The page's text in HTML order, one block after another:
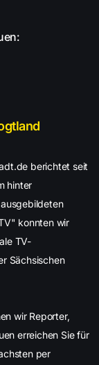
berichtet seit
hinter
konnten wir
TV-
Sächsischen
wir Reporter,
erreichen Sie für
per